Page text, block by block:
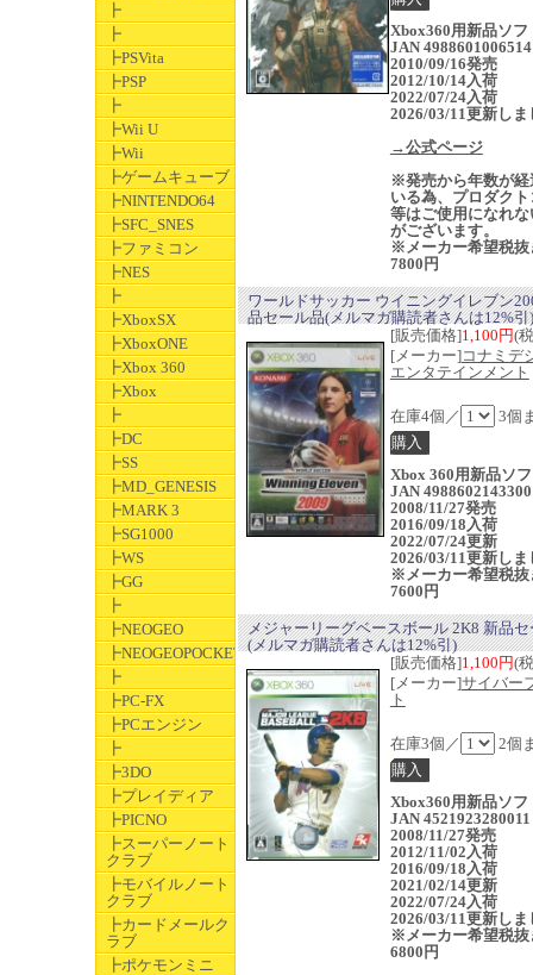
┣
┣
┣PSVita
┣PSP
┣
┣Wii U
┣Wii
┣ゲームキューブ
┣NINTENDO64
┣SFC_SNES
┣ファミコン
┣NES
┣
┣XboxSX
┣XboxONE
┣Xbox 360
┣Xbox
┣
┣DC
┣SS
┣MD_GENESIS
┣MARK 3
┣SG1000
┣WS
┣GG
┣
┣NEOGEO
┣NEOGEOPOCKET
┣
┣PC-FX
┣PCエンジン
┣
┣3DO
┣プレイディア
┣PICNO
┣スーパーノート
クラブ
┣モバイルノート
クラブ
┣カードメールク
ラブ
┣ポケモンミニ
Xbox360用新品ソ
JAN 4988601006514
2010/09/16発売
2012/10/14入荷
2022/07/24入荷
2026/03/11更新しま
→公式ページ
※発売から年数が経
いる為、プロダク
等はご使用になれな
がございます。
※メーカー希望税抜
7800円
ワールドサッカー ウイニングイレブン
品セール品(メルマガ購読者さんは12%引)
[販売価格]1,100円(
[メーカー]コナミデ
エンタテインメント
在庫4個／ 3個
Xbox 360用新品ソ
JAN 4988602143300
2008/11/27発売
2016/09/18入荷
2022/07/24更新
2026/03/11更新しま
※メーカー希望税抜
7600円
メジャーリーグベースボール 2K8 新品
(メルマガ購読者さんは12%引)
[販売価格]1,100円(
[メーカー]サイバー
ト
在庫3個／ 2個
Xbox360用新品ソ
JAN 4521923280011
2008/11/27発売
2012/11/02入荷
2016/09/18入荷
2021/02/14更新
2022/07/24入荷
2026/03/11更新しま
※メーカー希望税抜
6800円